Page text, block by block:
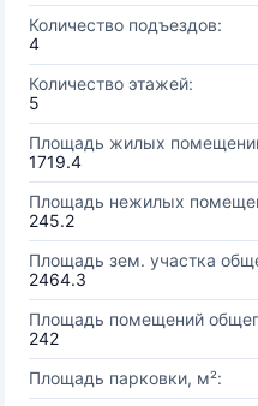
Количество подъездов:
4
Количество этажей:
5
Площадь жилых
1719.4
Площадь нежилых
245.2
Площадь зем. участка
2464.3
Площадь помещений
242
Площадь парковки, м²: